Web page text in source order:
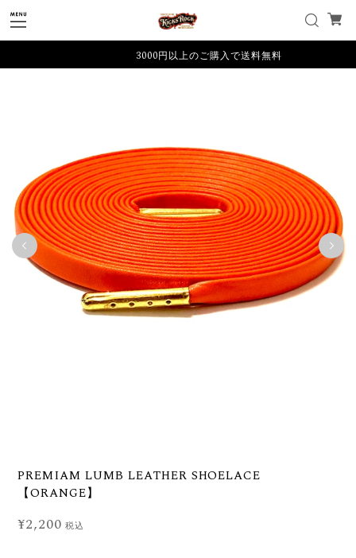
3000円以上のご購入で送料無料
PREMIAM LUMB LEATHER SHOELACE
【ORANGE】
¥2,200 税込